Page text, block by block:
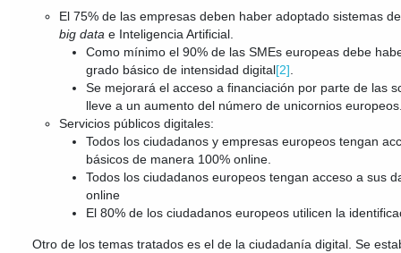
El 75% de las empresas deben haber adoptado sistemas
big data e Inteligencia Artificial.
Como mínimo el 90% de las SMEs europeas debe
grado básico de intensidad digital[2]
Se mejorará el acceso a financiación por parte de las
lleve a un aumento del número de unicornios
Servicios públicos digitales:
Todos los ciudadanos y empresas europeos tengan
básicos de manera 100% online.
Todos los ciudadanos europeos tengan acceso a sus
online
El 80% de los ciudadanos europeos utilicen la
Otro de los temas tratados es el de la ciudadanía digital. Se